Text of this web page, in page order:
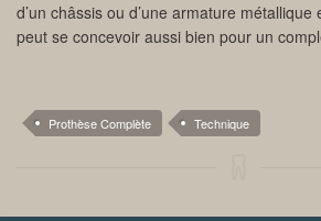
d’un châssis ou d’une armature
peut se concevoir aussi bien pour un
Prothèse Complète Technique